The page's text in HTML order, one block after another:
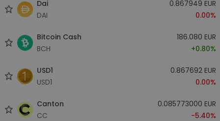
Dai
DAI
0.867949 EUR
0.00%
Bitcoin Cash
BCH
186.080 EUR
+0.80%
USD1
USD1
0.867692 EUR
0.00%
Canton
CC
0.085773000 EUR
-5.40%